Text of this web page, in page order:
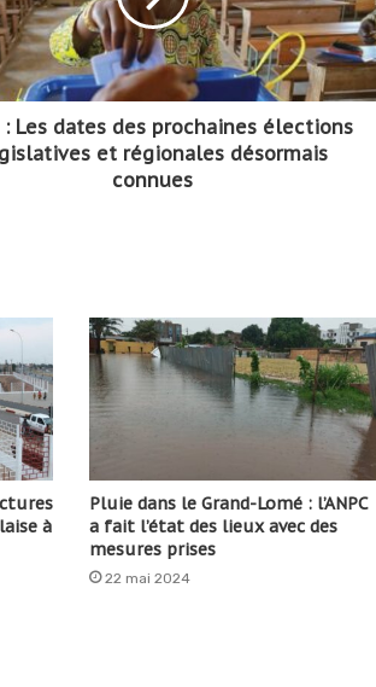
: Les dates des prochaines élections
et régionales désormais
connues
à
Pluie dans le Grand-Lomé : l’ANPC
a fait l’état des lieux avec des
mesures prises
22 mai 2024